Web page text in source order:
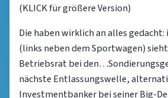
(KLICK für größere Version)
Die haben wirklich an alles
(links neben dem Sportwagen)
Betriebsrat bei
nächste Entlassungswelle,
Investmentbanker bei seiner Big-